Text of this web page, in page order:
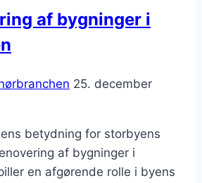
af bygninger i
25. december
betydning for storbyens
af bygninger i
en afgørende rolle i byens